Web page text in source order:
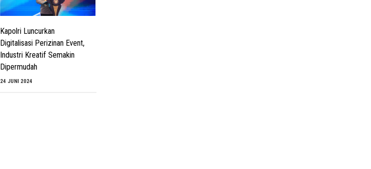
Kapolri Luncurkan
Digitalisasi Perizinan Event,
Industri Kreatif Semakin
Dipermudah
24 JUNI 2024